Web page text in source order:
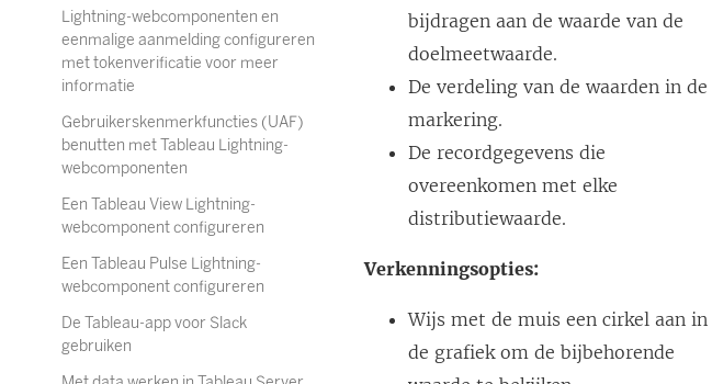
Lightning-webcomponenten en
eenmalige aanmelding configureren
met tokenverificatie voor meer
informatie
Gebruikerskenmerkfuncties (UAF)
benutten met Tableau Lightning-
webcomponenten
Een Tableau View Lightning-
webcomponent configureren
Een Tableau Pulse Lightning-
webcomponent configureren
De Tableau-app voor Slack
gebruiken
bijdragen aan de waarde van de
doelmeetwaarde.
De verdeling van de waarden in de
markering.
De recordgegevens die
overeenkomen met elke
distributiewaarde.
Verkenningsopties:
Wijs met de muis een cirkel aan in
de grafiek om de bijbehorende